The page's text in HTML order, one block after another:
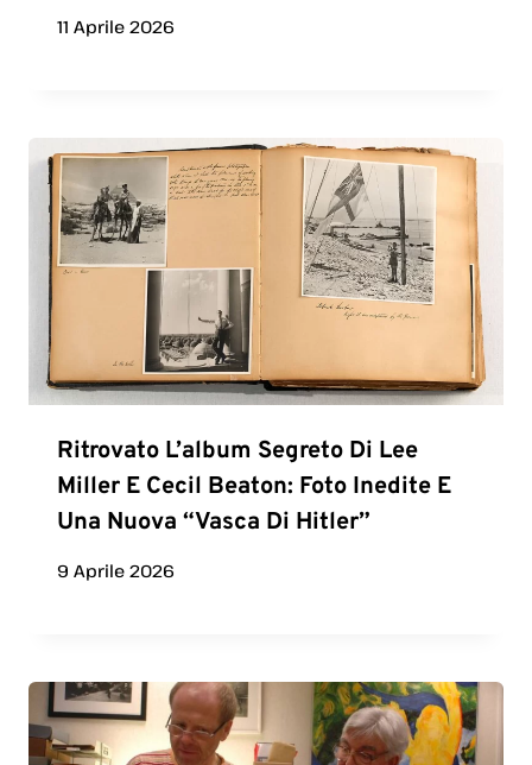
11 Aprile 2026
Ritrovato L’album Segreto Di Lee
Miller E Cecil Beaton: Foto Inedite E
Una Nuova “vasca Di Hitler”
9 Aprile 2026